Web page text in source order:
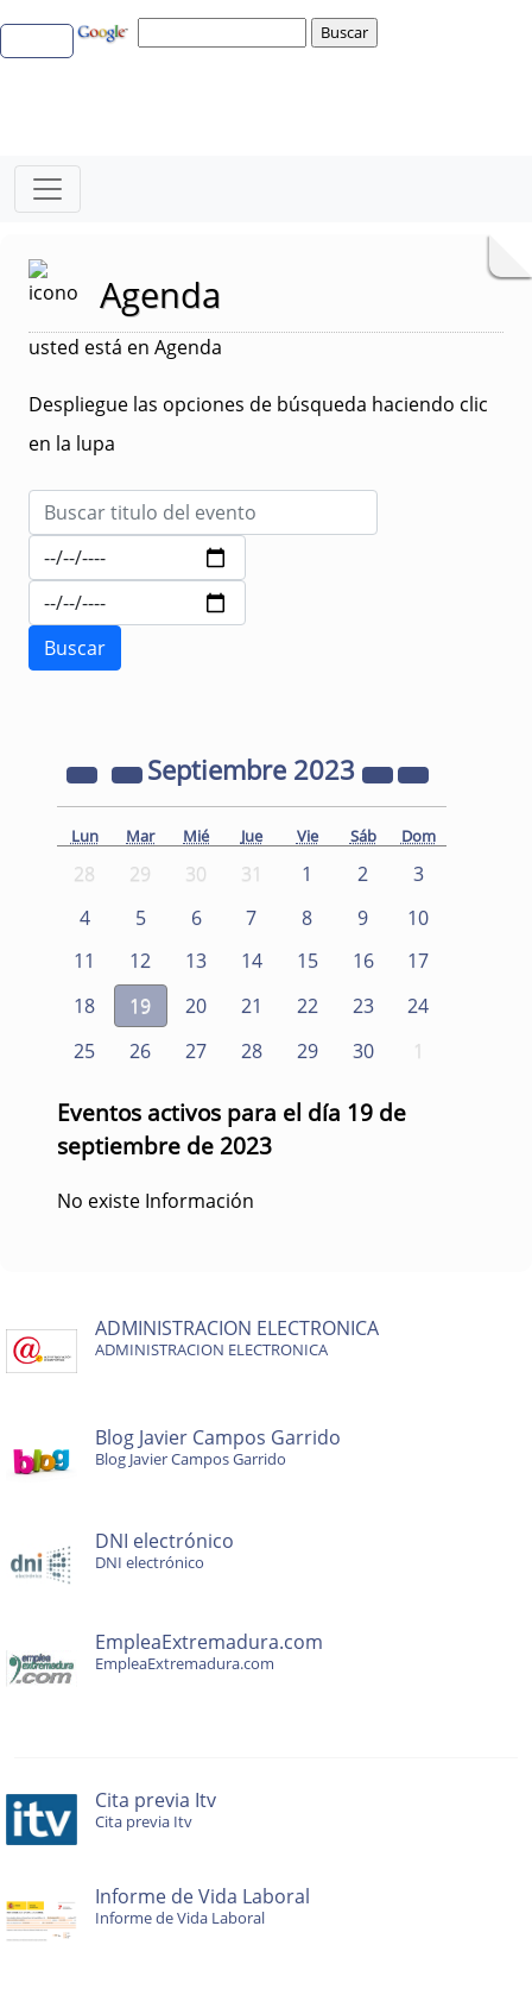
Agenda
usted está en Agenda
Despliegue las opciones de búsqueda haciendo clic
en la lupa
Septiembre 2023
Lun Mar Mié Jue Vie Sáb Dom
28 29 30 31 1 2
3
4
5 6 7 8 9
10
11
12 13 14 15 16
17
18
19 20 21 22 23
24
25
26 27 28 29 30 1
Eventos activos para el día 19 de
septiembre de 2023
No existe Información
ADMINISTRACION ELECTRONICA
ADMINISTRACION ELECTRONICA
Blog Javier Campos Garrido
Blog Javier Campos Garrido
DNI electrónico
DNI electrónico
EmpleaExtremadura.com
EmpleaExtremadura.com
Cita previa Itv
Cita previa Itv
Informe de Vida Laboral
Informe de Vida Laboral